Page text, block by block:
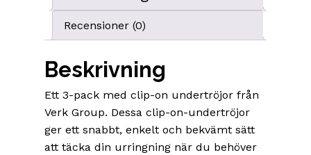
Recensioner (0)
Beskrivning
Ett 3-pack med clip-on undertröjor från
Verk Group. Dessa clip-on-undertröjor
ger ett snabbt, enkelt och bekvämt sätt
att täcka din urringning när du behöver